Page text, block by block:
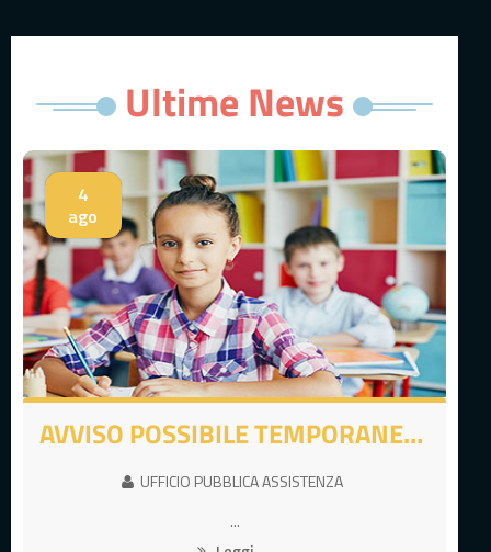
Ultime News
4
ago
AVVISO POSSIBILE TEMPORANEA INDISPONIBILITA' UTILIZZO PORTALE GENITORI E APP COMUNICAPP
UFFICIO PUBBLICA ASSISTENZA
...